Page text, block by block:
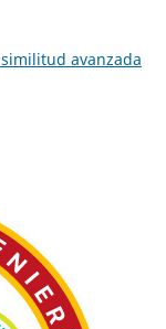
avanzada